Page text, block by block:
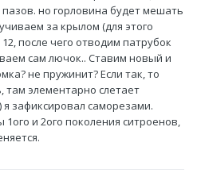
но горловина будет мешать
за крылом (для этого
после чего отводим патрубок
сам лючок.. Ставим новый и
не пружинит? Если так, то
элементарно слетает
я зафиксировал саморезами.
и 2ого поколения ситроенов,